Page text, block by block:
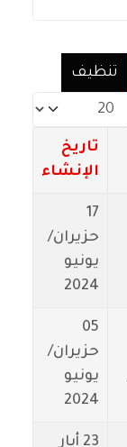
تنظيف
عدد الإظهارات:
تاريخ
الإنشاء
17
حزيران/
يونيو
2024
05
حزيران/
يونيو
2024
23 أيار